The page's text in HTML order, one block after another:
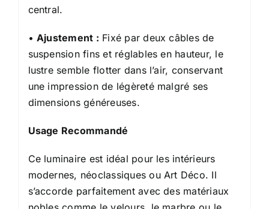
central.
• Ajustement : Fixé par deux câbles de
suspension fins et réglables en hauteur, le
lustre semble flotter dans l’air, conservant
une impression de légèreté malgré ses
dimensions généreuses.
Usage Recommandé
Ce luminaire est idéal pour les intérieurs
modernes, néoclassiques ou Art Déco. Il
s’accorde parfaitement avec des matériaux